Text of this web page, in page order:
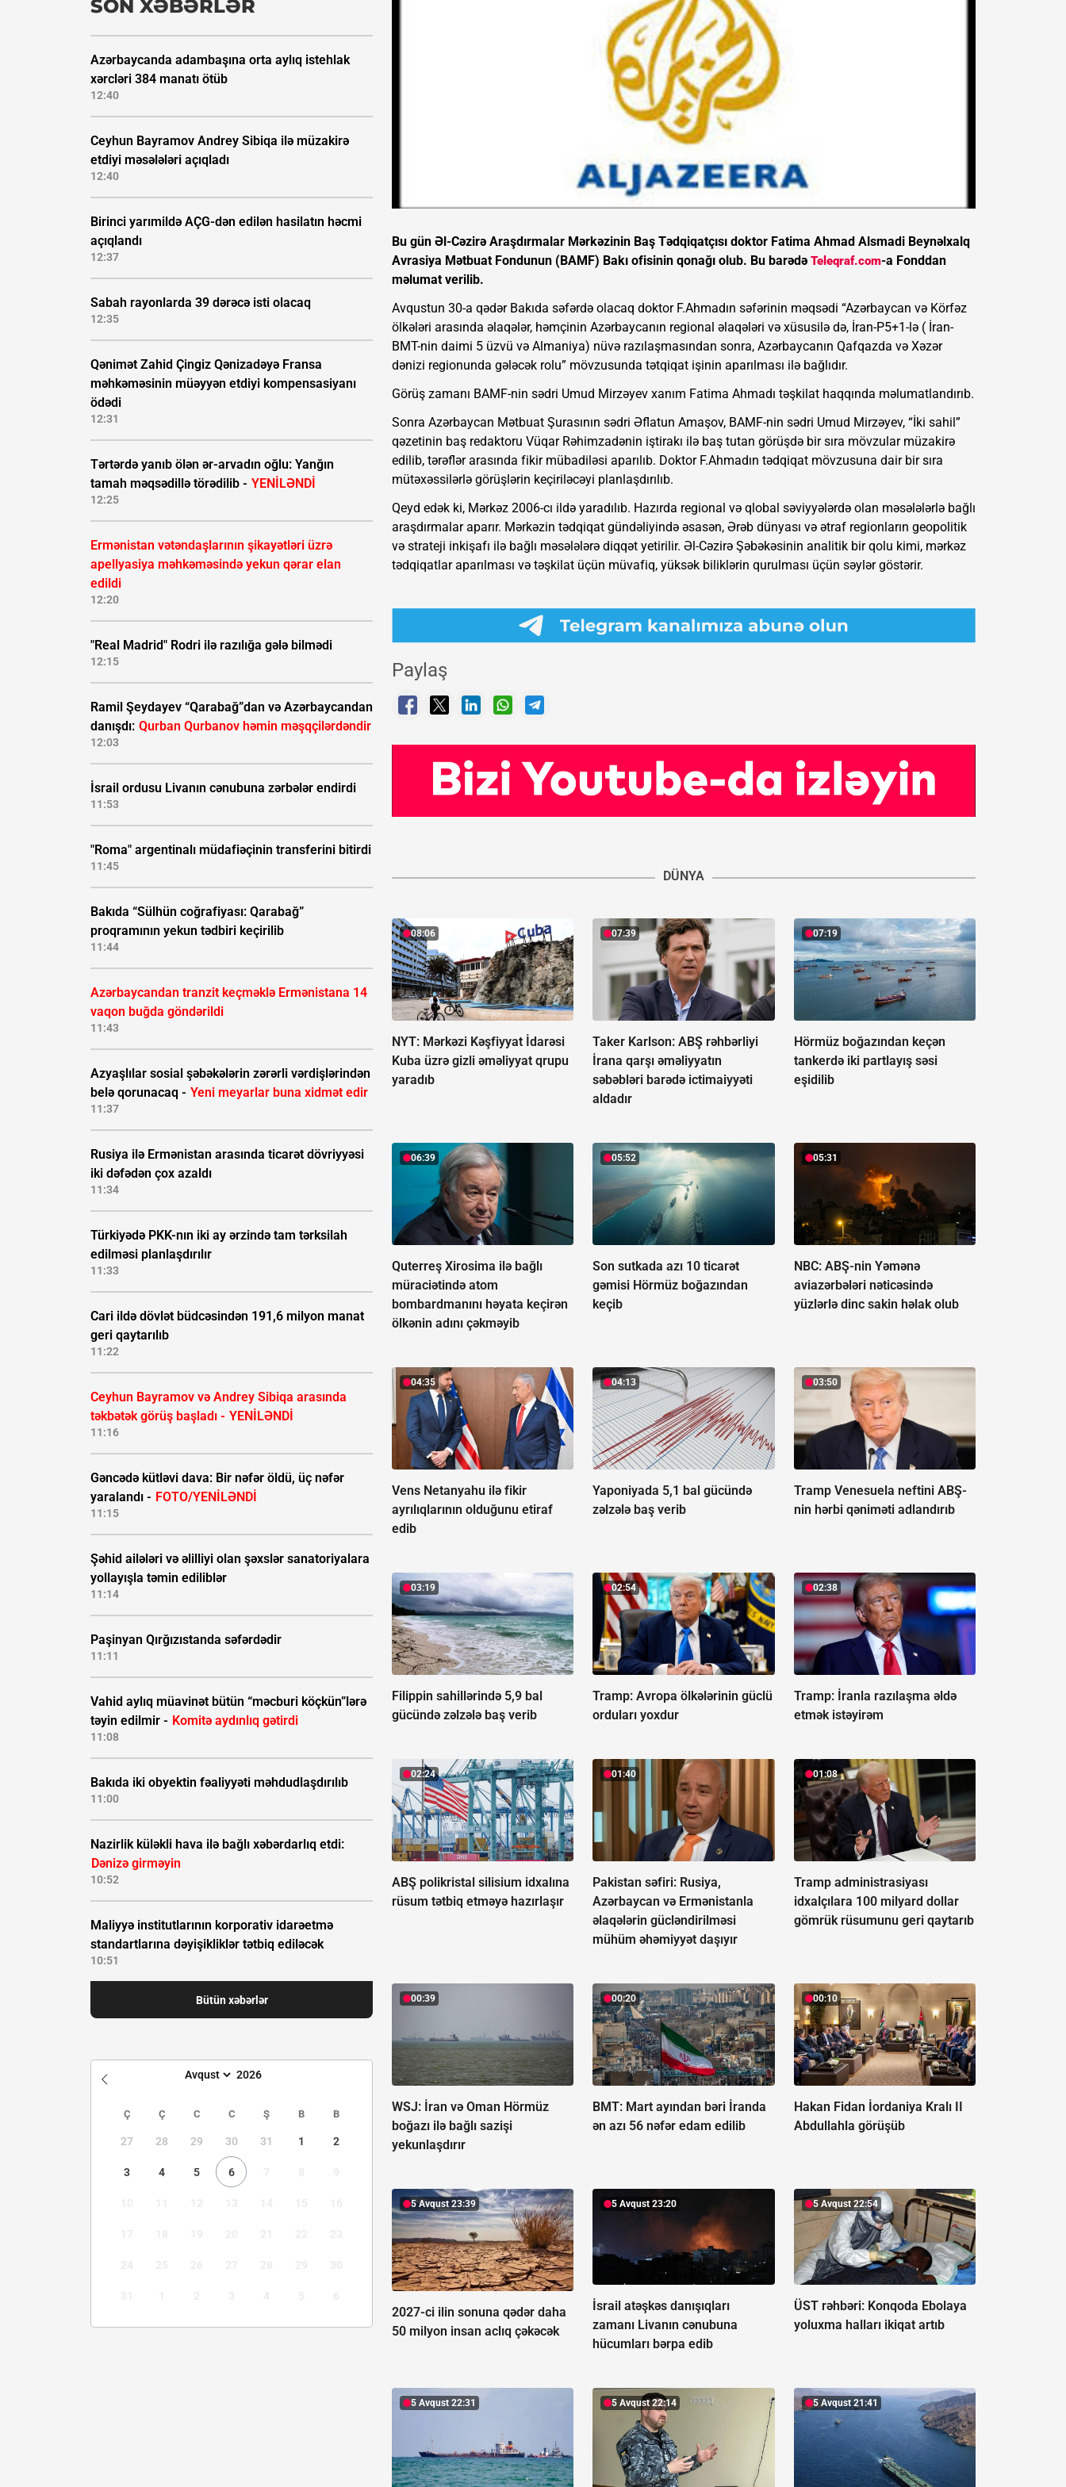
SON XƏBƏRLƏR
Azərbaycanda adambaşına orta aylıq istehlak
xərcləri 384 manatı ötüb
12:40
Ceyhun Bayramov Andrey Sibiqa ilə müzakirə
etdiyi məsələləri açıqladı
12:40
Birinci yarımildə AÇG-dən edilən hasilatın həcmi
açıqlandı
12:37
Sabah rayonlarda 39 dərəcə isti olacaq
12:35
Qənimət Zahid Çingiz Qənizadəyə Fransa
məhkəməsinin müəyyən etdiyi kompensasiyanı
ödədi
12:31
Tərtərdə yanıb ölən ər-arvadın oğlu: Yanğın
tamah məqsədillə törədilib - YENİLƏNDİ
12:25
Ermənistan vətəndaşlarının şikayətləri üzrə
apellyasiya məhkəməsində yekun qərar elan
edildi
12:20
"Real Madrid" Rodri ilə razılığa gələ bilmədi
12:15
Ramil Şeydayev “Qarabağ”dan və Azərbaycandan
danışdı: Qurban Qurbanov həmin məşqçilərdəndir
12:03
İsrail ordusu Livanın cənubuna zərbələr endirdi
11:53
"Roma" argentinalı müdafiəçinin transferini bitirdi
11:45
Bakıda “Sülhün coğrafiyası: Qarabağ”
proqramının yekun tədbiri keçirilib
11:44
Azərbaycandan tranzit keçməklə Ermənistana 14
vaqon buğda göndərildi
11:43
Azyaşlılar sosial şəbəkələrin zərərli vərdişlərindən
belə qorunacaq - Yeni meyarlar buna xidmət edir
11:37
Rusiya ilə Ermənistan arasında ticarət dövriyyəsi
iki dəfədən çox azaldı
11:34
Türkiyədə PKK-nın iki ay ərzində tam tərksilah
edilməsi planlaşdırılır
11:33
Cari ildə dövlət büdcəsindən 191,6 milyon manat
geri qaytarılıb
11:22
Ceyhun Bayramov və Andrey Sibiqa arasında
təkbətək görüş başladı - YENİLƏNDİ
11:16
Gəncədə kütləvi dava: Bir nəfər öldü, üç nəfər
yaralandı - FOTO/YENİLƏNDİ
11:15
Şəhid ailələri və əlilliyi olan şəxslər sanatoriyalara
yollayışla təmin ediliblər
11:14
Paşinyan Qırğızıstanda səfərdədir
11:11
Vahid aylıq müavinət bütün “məcburi köçkün”lərə
təyin edilmir - Komitə aydınlıq gətirdi
11:08
Bakıda iki obyektin fəaliyyəti məhdudlaşdırılıb
11:00
Nazirlik küləkli hava ilə bağlı xəbərdarlıq etdi:
Dənizə girməyin
10:52
Maliyyə institutlarının korporativ idarəetmə
standartlarına dəyişikliklər tətbiq ediləcək
10:51
Bütün xəbərlər
Ç Ç C C Ş B B
27 28 29 30 31 1 2
3 4 5 6
Bu gün Əl-Cəzirə Araşdırmalar Mərkəzinin Baş Tədqiqatçısı doktor Fatima Ahmad Alsmadi Beynəlxalq
Avrasiya Mətbuat Fondunun (BAMF) Bakı ofisinin qonağı olub. Bu barədə Teleqraf.com-a Fonddan
məlumat verilib.
Avqustun 30-a qədər Bakıda səfərdə olacaq doktor F.Ahmadın səfərinin məqsədi “Azərbaycan və Körfəz
ölkələri arasında əlaqələr, həmçinin Azərbaycanın regional əlaqələri və xüsusilə də, İran-P5+1-lə ( İran-
BMT-nin daimi 5 üzvü və Almaniya) nüvə razılaşmasından sonra, Azərbaycanın Qafqazda və Xəzər
dənizi regionunda gələcək rolu” mövzusunda tətqiqat işinin aparılması ilə bağlıdır.
Görüş zamanı BAMF-nin sədri Umud Mirzəyev xanım Fatima Ahmadı təşkilat haqqında məlumatlandırıb.
Sonra Azərbaycan Mətbuat Şurasının sədri Əflatun Amaşov, BAMF-nin sədri Umud Mirzəyev, “İki sahil”
qəzetinin baş redaktoru Vüqar Rəhimzadənin iştirakı ilə baş tutan görüşdə bir sıra mövzular müzakirə
edilib, tərəflər arasında fikir mübadiləsi aparılıb. Doktor F.Ahmadın tədqiqat mövzusuna dair bir sıra
mütəxəssilərlə görüşlərin keçiriləcəyi planlaşdırılıb.
Qeyd edək ki, Mərkəz 2006-cı ildə yaradılıb. Hazırda regional və qlobal səviyyələrdə olan məsələlərlə bağlı
araşdırmalar aparır. Mərkəzin tədqiqat gündəliyində əsasən, Ərəb dünyası və ətraf regionların geopolitik
və strateji inkişafı ilə bağlı məsələlərə diqqət yetirilir. Əl-Cəzirə Şəbəkəsinin analitik bir qolu kimi, mərkəz
tədqiqatlar aparılması və təşkilat üçün müvafiq, yüksək biliklərin qurulması üçün səylər göstərir.
Paylaş
DÜNYA
08:06
NYT: Mərkəzi Kəşfiyyat İdarəsi
Kuba üzrə gizli əməliyyat qrupu
yaradıb
07:39
Taker Karlson: ABŞ rəhbərliyi
İrana qarşı əməliyyatın
səbəbləri barədə ictimaiyyəti
aldadır
07:19
Hörmüz boğazından keçən
tankerdə iki partlayış səsi
eşidilib
06:39
Quterreş Xirosima ilə bağlı
müraciətində atom
bombardmanını həyata keçirən
ölkənin adını çəkməyib
05:52
Son sutkada azı 10 ticarət
gəmisi Hörmüz boğazından
keçib
05:31
NBC: ABŞ-nin Yəmənə
aviazərbələri nəticəsində
yüzlərlə dinc sakin həlak olub
04:35
Vens Netanyahu ilə fikir
ayrılıqlarının olduğunu etiraf
edib
04:13
Yaponiyada 5,1 bal gücündə
zəlzələ baş verib
03:50
Tramp Venesuela neftini ABŞ-
nin hərbi qəniməti adlandırıb
03:19
Filippin sahillərində 5,9 bal
gücündə zəlzələ baş verib
02:54
Tramp: Avropa ölkələrinin güclü
orduları yoxdur
02:38
Tramp: İranla razılaşma əldə
etmək istəyirəm
02:24
ABŞ polikristal silisium idxalına
rüsum tətbiq etməyə hazırlaşır
01:40
Pakistan səfiri: Rusiya,
Azərbaycan və Ermənistanla
əlaqələrin gücləndirilməsi
mühüm əhəmiyyət daşıyır
01:08
Tramp administrasiyası
idxalçılara 100 milyard dollar
gömrük rüsumunu geri qaytarıb
00:39
WSJ: İran və Oman Hörmüz
boğazı ilə bağlı sazişi
yekunlaşdırır
00:20
BMT: Mart ayından bəri İranda
ən azı 56 nəfər edam edilib
00:10
Hakan Fidan İordaniya Kralı II
Abdullahla görüşüb
5 Avqust 23:39
2027-ci ilin sonuna qədər daha
50 milyon insan aclıq çəkəcək
5 Avqust 23:20
İsrail atəşkəs danışıqları
zamanı Livanın cənubuna
hücumları bərpa edib
5 Avqust 22:54
ÜST rəhbəri: Konqoda Ebolaya
yoluxma halları ikiqat artıb
5 Avqust 22:31 5 Avqust 22:14 5 Avqust 21:41